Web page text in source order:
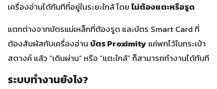
เครื่องอ่านได้ทันทีที่อยู่ในระยะใกล้ โดยไม่ต้องแตะหรือรูด
แตกต่างจากบัตรแม่เหล็กที่ต้องรูด และบัตร Smart Card ที่
ต้องสัมผัสกับเครื่องอ่าน บัตร Proximityแค่พกไว้ในกระเป๋า
สตางค์ แล้ว “เดินผ่าน” หรือ “แตะใกล้” ก็สามารถทำงานได้ทันที
ระบบทำงานยังไง?